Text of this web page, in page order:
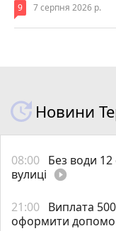
9 7 серпня 2026 р.
Новини
08:00 Без води 12
вулиці play_circle_filled
21:00 Виплата
оформити